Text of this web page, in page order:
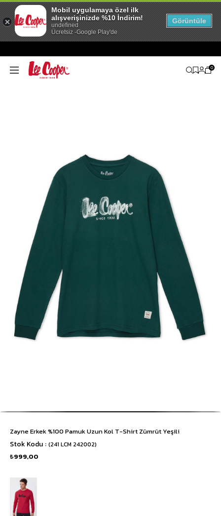
0
Zayne Erkek %100 Pamuk Uzun Kol T-Shirt Zümrüt Yeşili
Stok Kodu (241 LCM 242002)
₺999,00
Mobil uygulamaya özel ilk
alışverişinizde %10 İndirim!
undefined
Ücretsiz -Google Play'de
Görüntüle